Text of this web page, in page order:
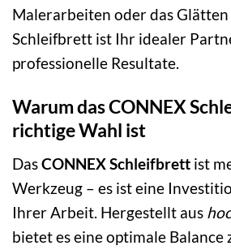
Malerarbeiten oder das Glätten
Schleifbrett ist Ihr idealer
professionelle Resultate.
Warum das CONNEX
richtige Wahl ist
DasCONNEX Schleifbrett ist
Werkzeug – es ist eine
Ihrer Arbeit. Hergestellt aus
bietet es eine optimale Balance